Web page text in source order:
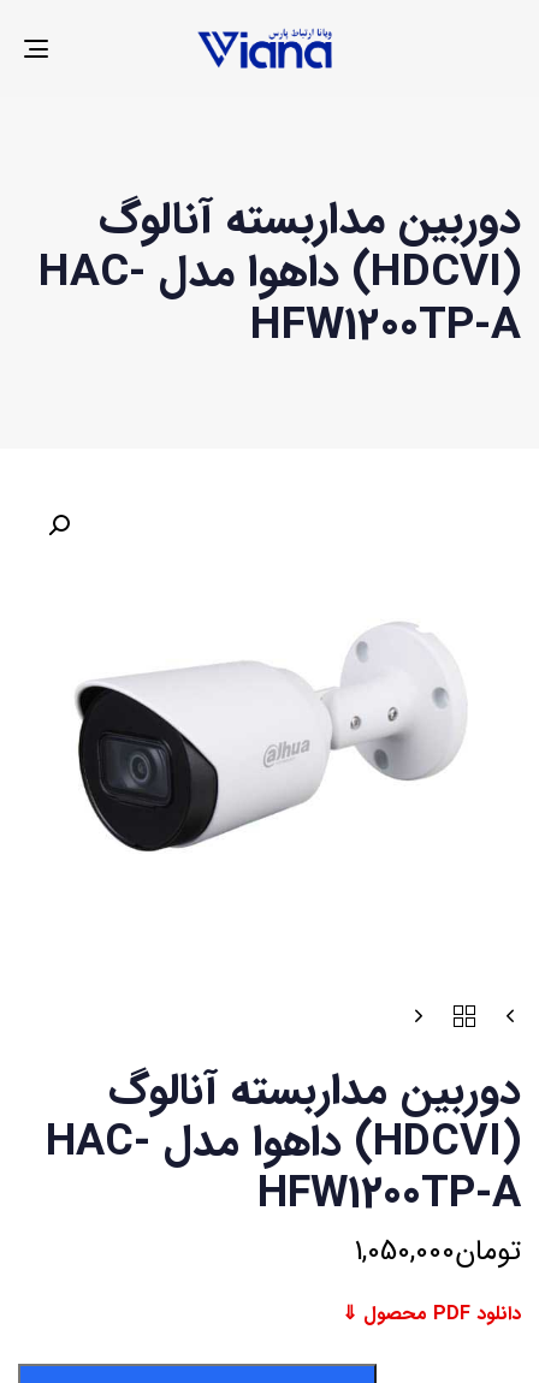
دوربین مداربسته آنالوگ
(HDCVI) داهوا مدل HAC-
HFW1200TP-A
دوربین مداربسته آنالوگ
(HDCVI) داهوا مدل HAC-
HFW1200TP-A
تومان1,050,000
دانلود PDF محصول ⇓